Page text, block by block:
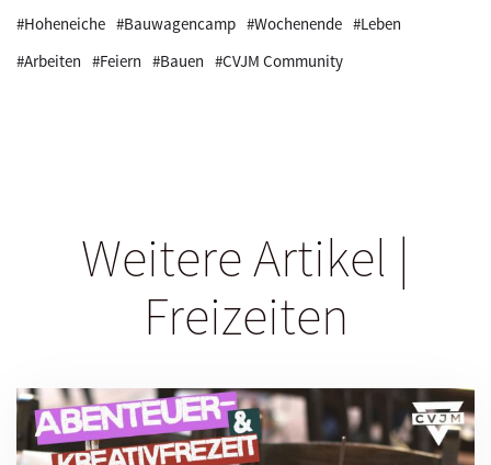
#Hoheneiche #Bauwagencamp #Wochenende #Leben
#Arbeiten #Feiern #Bauen #CVJM Community
Weitere Artikel |
Freizeiten